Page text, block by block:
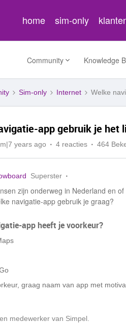
home sim-only
Community Knowledge
Sim-only Internet Welke
app gebruik je het
years ago 4 reacties 464
Superster
zijn onderweg in Nederland en
navigatie-app gebruik je graag?
app heeft je voorkeur?
graag naam van app met
medewerker van Simpel.